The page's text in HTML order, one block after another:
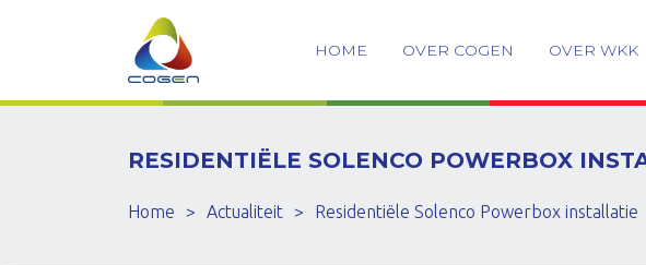
HOME OVER COGEN OVER WKK
RESIDENTIËLE SOLENCO POWERBOX
Home > Actualiteit > Residentiële Solenco Powerbox installatie